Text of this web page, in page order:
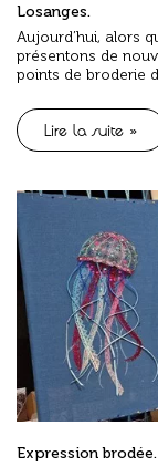
Losanges.
Aujourd’hui, alors
présentons de
points de broderie
Lire la suite »
Expression brodée.